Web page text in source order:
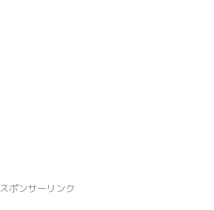
スポンサーリンク